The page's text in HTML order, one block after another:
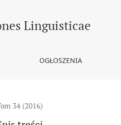
Linguisticae
OGŁOSZENIA
34 (2016)